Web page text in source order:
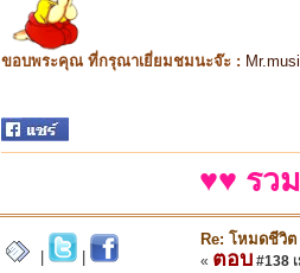
ขอบพระคุณ ที่กรุณาเยี่ยมชมนะจ๊ะ :
♥♥ รว
Re: โหมดชีวิต
« ตอบ #138